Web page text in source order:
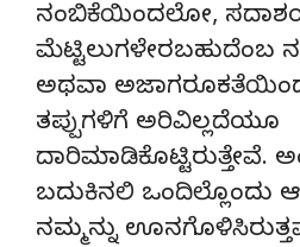
ನಂಬಿಕೆಯಿಂದಲೋ,
ಅಥವಾ
ತಪ್ಪುಗಳಿಗೆ ಅರಿವಿಲ್ಲದೆಯೂ
ದಾರಿಮಾಡಿಕೊಟ್ಟಿರುತ್ತೇವೆ.
ಬದುಕಿನಲಿ ಒಂದಿಲ್ಲೊಂದು
ನಮ್ಮನ್ನು